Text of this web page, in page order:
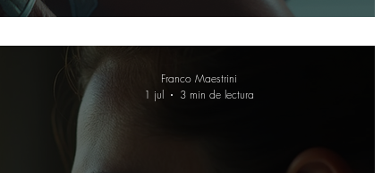
Franco Maestrini
1 jul
3 min de lectura